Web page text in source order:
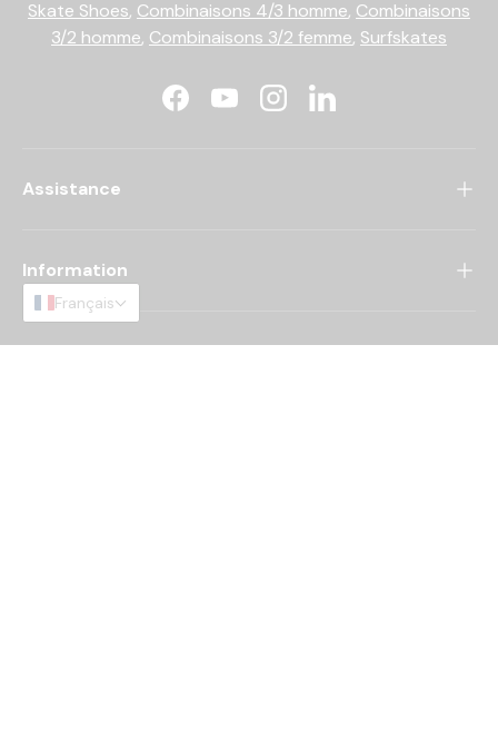
Skate Shoes, Combinaisons 4/3 homme, Combinaisons
3/2 homme, Combinaisons 3/2 femme, Surfskates
FacebookYouTubeInstagramLinkedIn
Assistance
Information
Français